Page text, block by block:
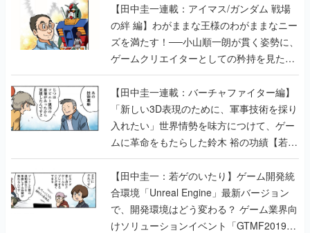
【田中圭一連載：アイマス/ガンダム 戦場
の絆 編】わがままな王様のわがままなニー
ズを満たす！──小山順一朗が貫く姿勢に、
ゲームクリエイターとしての矜持を見た
【若ゲのいたり最終回】
【田中圭一連載：バーチャファイター編】
「新しい3D表現のために、軍事技術を採り
入れたい」世界情勢を味方につけて、ゲー
ムに革命をもたらした鈴木 裕の功績【若ゲ
のいたり】
【田中圭一：若ゲのいたり】ゲーム開発統
合環境「Unreal Engine」最新バージョン
で、開発環境はどう変わる？ ゲーム業界向
けソリューションイベント「GTMF2019」